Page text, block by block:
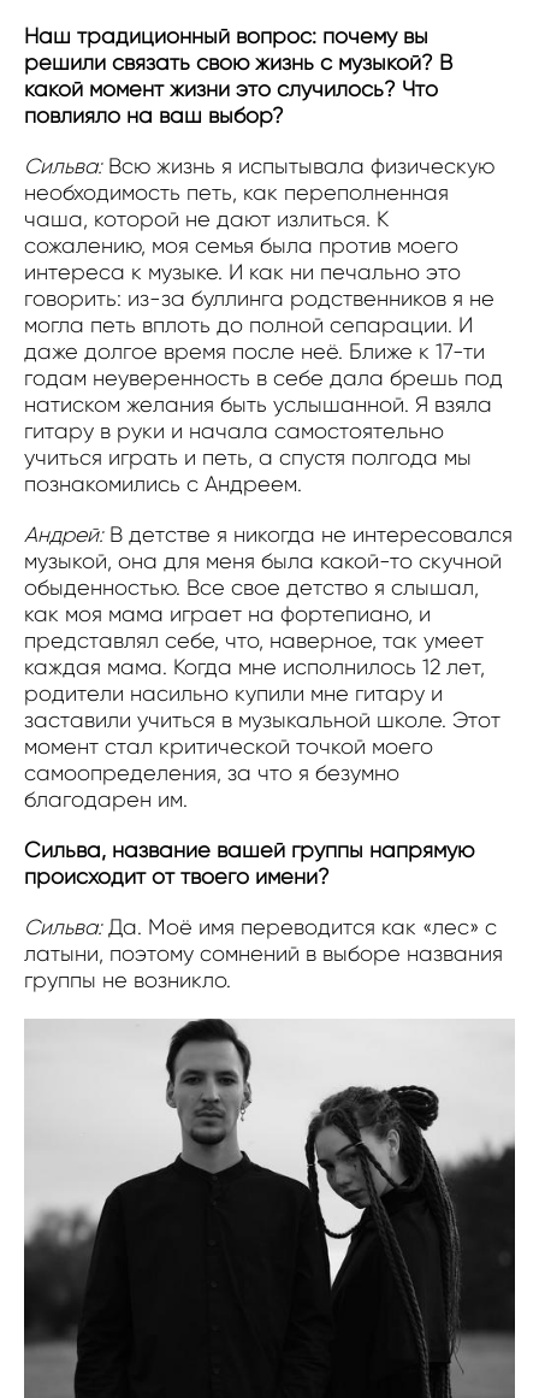
Наш традиционный вопрос: почему вы
решили связать свою жизнь с музыкой? В
какой момент жизни это случилось? Что
повлияло на ваш выбор?
Сильва: Всю жизнь я испытывала физическую
необходимость петь, как переполненная
чаша, которой не дают излиться. К
сожалению, моя семья была против моего
интереса к музыке. И как ни печально это
говорить: из-за буллинга родственников я не
могла петь вплоть до полной сепарации. И
даже долгое время после неё. Ближе к 17-ти
годам неуверенность в себе дала брешь под
натиском желания быть услышанной. Я взяла
гитару в руки и начала самостоятельно
учиться играть и петь, а спустя полгода мы
познакомились с Андреем.
Андрей: В детстве я никогда не интересовался
музыкой, она для меня была какой-то скучной
обыденностью. Все свое детство я слышал,
как моя мама играет на фортепиано, и
представлял себе, что, наверное, так умеет
каждая мама. Когда мне исполнилось 12 лет,
родители насильно купили мне гитару и
заставили учиться в музыкальной школе. Этот
момент стал критической точкой моего
самоопределения, за что я безумно
благодарен им.
Сильва, название вашей группы напрямую
происходит от твоего имени?
Сильва:Да. Моё имя переводится как «лес» с
латыни, поэтому сомнений в выборе названия
группы не возникло.